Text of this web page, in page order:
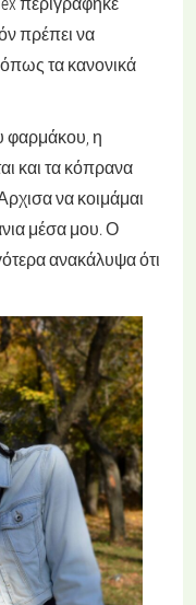
πρέπει να
όπως τα κανονικά
φαρμάκου, η
και τα κόπρανα
να κοιμάμαι
μέσα μου. Ο
ανακάλυψα ότι